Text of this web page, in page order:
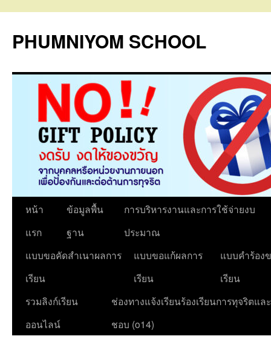
PHUMNIYOM SCHOOL
ข้าม
ไป
ยัง
เนื้อหา
หน้า
แรก
ข้อมูลพื้น
ฐาน
การบริหารงานและการใช้จ่ายงบ
ประมาณ
แบบขอคัดสำเนาผลการ
เรียน
แบบขอแก้ผลการ
เรียน
แบบคำร้อง
เรียน
รวมลิงก์เรียน
ออนไลน์
ช่องทางแจ้งเรียนร้องเรียนการทุจริตแล
ชอบ (o14)